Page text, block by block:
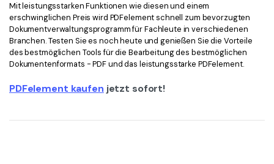
Mit leistungsstarken Funktionen wie diesen und einem
erschwinglichen Preis wird PDFelement schnell zum bevorzugten
Dokumentverwaltungsprogramm für Fachleute in verschiedenen
Branchen. Testen Sie es noch heute und genießen Sie die Vorteile
des bestmöglichen Tools für die Bearbeitung des bestmöglichen
Dokumentenformats - PDF und das leistungsstarke PDFelement.
PDFelement kaufen jetzt sofort!